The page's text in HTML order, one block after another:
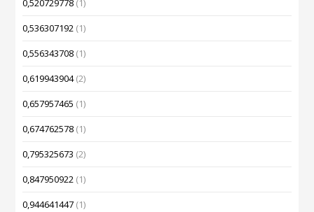
0,520729778 (1)
0,536307192 (1)
0,556343708 (1)
0,619943904(2)
0,657957465 (1)
0,674762578 (1)
0,795325673 (2)
0,847950922 (1)
0,944641447 (1)